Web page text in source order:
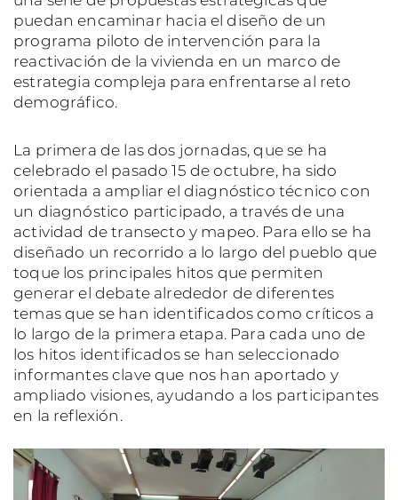
puedan encaminar hacia el diseño de un
programa piloto de intervención para la
reactivación de la vivienda en un marco de
estrategia compleja para enfrentarse al reto
demográfico.
La primera de las dos jornadas, que se ha
celebrado el pasado 15 de octubre, ha sido
orientada a ampliar el diagnóstico técnico con
un diagnóstico participado, a través de una
actividad de transecto y mapeo. Para ello se ha
diseñado un recorrido a lo largo del pueblo que
toque los principales hitos que permiten
generar el debate alrededor de diferentes
temas que se han identificados como críticos a
lo largo de la primera etapa. Para cada uno de
los hitos identificados se han seleccionado
informantes clave que nos han aportado y
ampliado visiones, ayudando a los participantes
en la reflexión.